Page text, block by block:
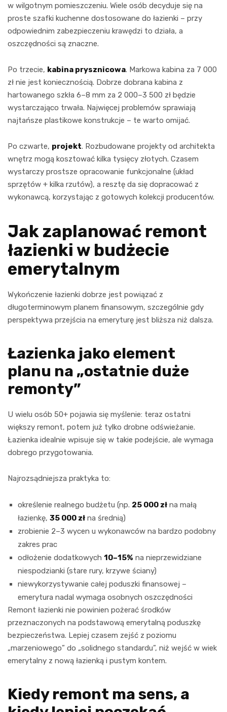
w wilgotnym pomieszczeniu. Wiele osób decyduje się na
proste szafki kuchenne dostosowane do łazienki – przy
odpowiednim zabezpieczeniu krawędzi to działa, a
oszczędności są znaczne.
Po trzecie, kabina prysznicowa. Markowa kabina za 7 000
zł nie jest koniecznością. Dobrze dobrana kabina z
hartowanego szkła 6–8 mm za 2 000–3 500 zł będzie
wystarczająco trwała. Najwięcej problemów sprawiają
najtańsze plastikowe konstrukcje – te warto omijać.
Po czwarte, projekt. Rozbudowane projekty od architekta
wnętrz mogą kosztować kilka tysięcy złotych. Czasem
wystarczy prostsze opracowanie funkcjonalne (układ
sprzętów + kilka rzutów), a resztę da się dopracować z
wykonawcą, korzystając z gotowych kolekcji producentów.
Jak zaplanować remont
łazienki w budżecie
emerytalnym
Wykończenie łazienki dobrze jest powiązać z
długoterminowym planem finansowym, szczególnie gdy
perspektywa przejścia na emeryturę jest bliższa niż dalsza.
Łazienka jako element
planu na „ostatnie duże
remonty”
U wielu osób 50+ pojawia się myślenie: teraz ostatni
większy remont, potem już tylko drobne odświeżanie.
Łazienka idealnie wpisuje się w takie podejście, ale wymaga
dobrego przygotowania.
Najrozsądniejsza praktyka to:
określenie realnego budżetu (np. 25 000 zł na małą
łazienkę, 35 000 zł na średnią)
zrobienie 2–3 wycen u wykonawców na bardzo podobny
zakres prac
odłożenie dodatkowych 10–15% na nieprzewidziane
niespodzianki (stare rury, krzywe ściany)
niewykorzystywanie całej poduszki finansowej –
emerytura nadal wymaga osobnych oszczędności
Remont łazienki nie powinien pożerać środków
przeznaczonych na podstawową emerytalną poduszkę
bezpieczeństwa. Lepiej czasem zejść z poziomu
„marzeniowego” do „solidnego standardu”, niż wejść w wiek
emerytalny z nową łazienką i pustym kontem.
Kiedy remont ma sens, a